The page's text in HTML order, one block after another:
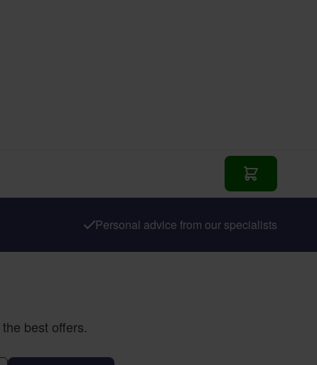
In den
Personal advice from our specialists
best offers.